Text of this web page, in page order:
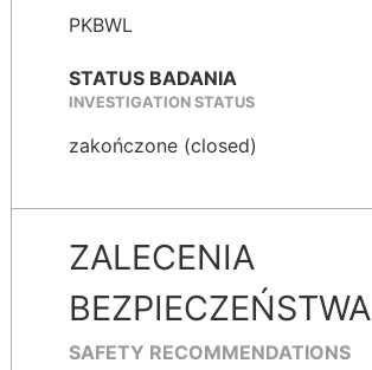
PKBWL
STATUS BADANIA
INVESTIGATION STATUS
zakończone (closed)
ZALECENIA
BEZPIECZEŃSTWA
SAFETY RECOMMENDATIONS